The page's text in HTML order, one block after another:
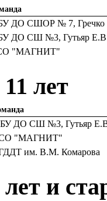
ДО СШОР № 7,
ДО СШ №3, Гутьяр
"МАГНИТ"
лет
ДО СШ №3, Гутьяр
"МАГНИТ"
им. В.М. Комарова
и